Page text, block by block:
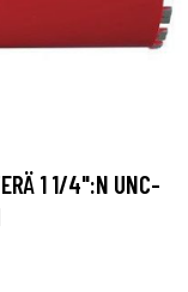
1 1/4":N UNC-